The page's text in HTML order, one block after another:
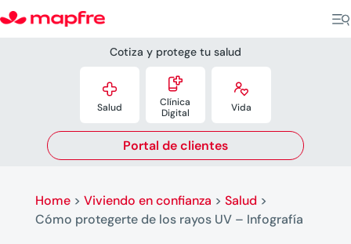
Cotiza y protege tu salud

Salud

Clínica
Digital

Vida
Portal de clientes
Home> Viviendo en confianza > Salud >
Cómo protegerte de los rayos UV – Infografía